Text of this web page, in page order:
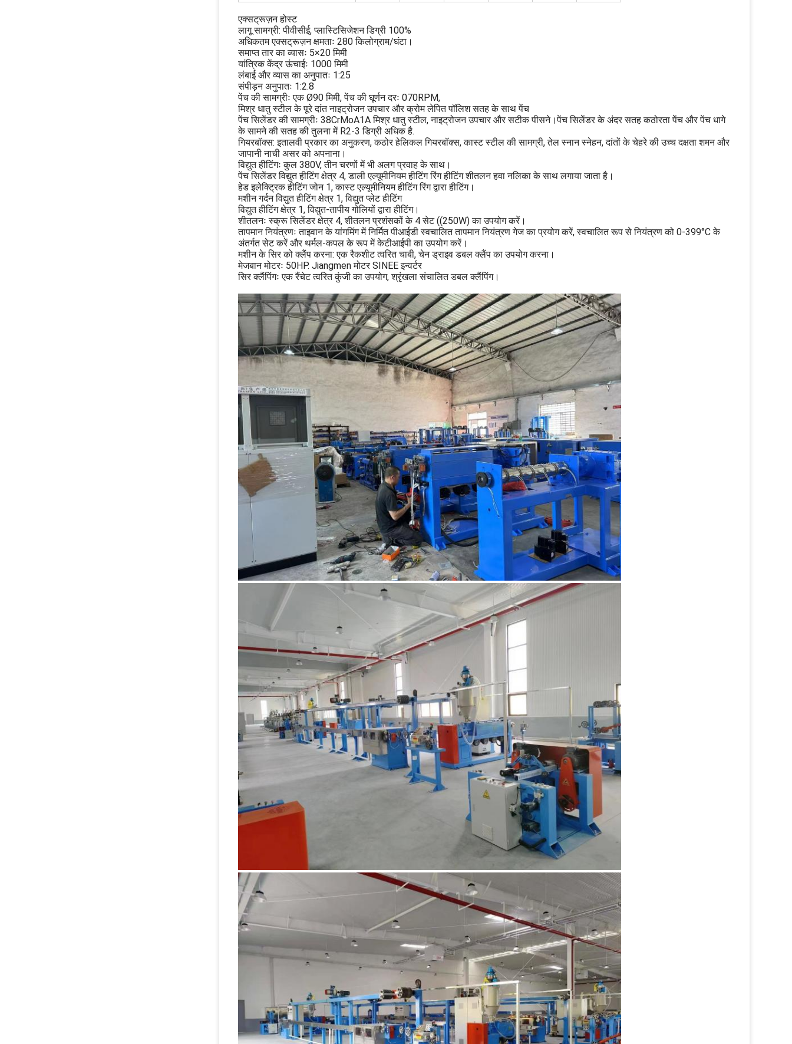
एक्सट्रूज़न होस्ट
लागू सामग्री: पीवीसीई, प्लास्टिसिजेशन डिग्री 100%
अधिकतम एक्सट्रूज़न क्षमताः 280 किलोग्राम/घंटा।
समाप्त तार का व्यासः 5×20 मिमी
यांत्रिक केंद्र ऊंचाईः 1000 मिमी
लंबाई और व्यास का अनुपातः 1:25
संपीड़न अनुपातः 1:2.8
पेंच की सामग्रीः एक Ø90 मिमी, पेंच की घूर्णन दरः 070RPM,
मिश्र धातु स्टील के पूरे दांत नाइट्रोजन उपचार और क्रोम लेपित पॉलिश सतह के साथ पेंच
पेंच सिलेंडर की सामग्रीः 38CrMoA1A मिश्र धातु स्टील, नाइट्रोजन उपचार और सटीक पीसने।पेंच सिलेंडर के अंदर सतह कठोरता पेंच और पेंच धागे
के सामने की सतह की तुलना में R2-3 डिग्री अधिक है.
गियरबॉक्स: इतालवी प्रकार का अनुकरण, कठोर हेलिकल गियरबॉक्स, कास्ट स्टील की सामग्री, तेल स्नान स्नेहन, दांतों के चेहरे की उच्च दक्षता शमन और
जापानी नाची असर को अपनाना।
विद्युत हीटिंगः कुल 380V, तीन चरणों में भी अलग प्रवाह के साथ।
पेंच सिलेंडर विद्युत हीटिंग क्षेत्र 4, डाली एल्यूमीनियम हीटिंग रिंग हीटिंग शीतलन हवा नलिका के साथ लगाया जाता है।
हेड इलेक्ट्रिक हीटिंग जोन 1, कास्ट एल्यूमीनियम हीटिंग रिंग द्वारा हीटिंग।
मशीन गर्दन विद्युत हीटिंग क्षेत्र 1, विद्युत प्लेट हीटिंग
विद्युत हीटिंग क्षेत्र 1, विद्युत-तापीय गोलियों द्वारा हीटिंग।
शीतलनः स्क्रू सिलेंडर क्षेत्र 4, शीतलन प्रशंसकों के 4 सेट ((250W) का उपयोग करें।
तापमान नियंत्रणः ताइवान के यांगमिंग में निर्मित पीआईडी स्वचालित तापमान नियंत्रण गेज का प्रयोग करें, स्वचालित रूप से नियंत्रण को 0-399°C के
अंतर्गत सेट करें और थर्मल-कपल के रूप में केटीआईपी का उपयोग करें।
मशीन के सिर को क्लैंप करना: एक रैकशीट त्वरित चाबी, चेन ड्राइव डबल क्लैंप का उपयोग करना।
मेजबान मोटरः 50HP. Jiangmen मोटर SINEE इन्वर्टर
सिर क्लैंपिंगः एक रैंचेट त्वरित कुंजी का उपयोग, श्रृंखला संचालित डबल क्लैंपिंग।